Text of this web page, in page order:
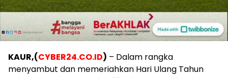
KAUR,(CYBER24.CO.ID) – Dalam rangka
menyambut dan memeriahkan Hari Ulang Tahun